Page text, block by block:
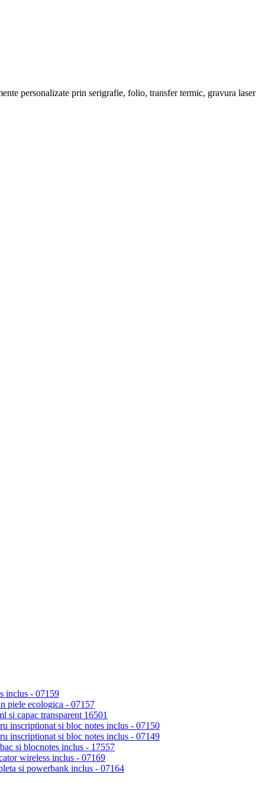
personalizate prin serigrafie, folio, transfer termic, gravura laser
inclus - 07159
piele ecologica - 07157
si capac transparent 16501
inscriptionat si bloc notes inclus - 07150
inscriptionat si bloc notes inclus - 07149
si blocnotes inclus - 17557
wireless inclus - 07169
si powerbank inclus - 07164